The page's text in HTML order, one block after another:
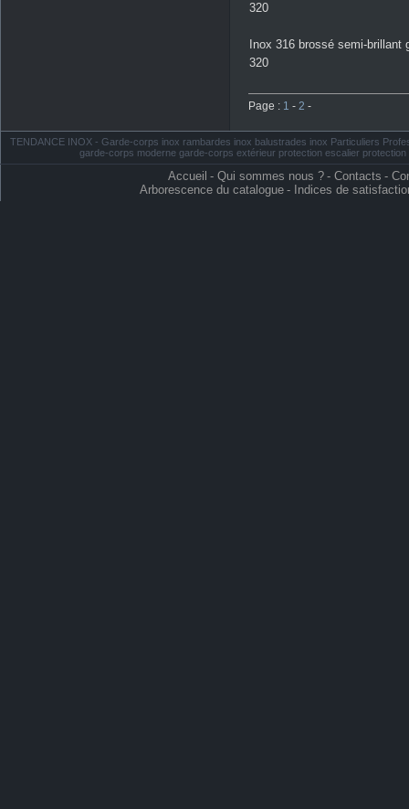
320
Inox 316 brossé semi-brillant
320
Page : 1 - 2 -
TENDANCE INOX - Garde-corps inox rambardes inox balustrades inox Particuliers
garde-corps moderne garde-corps extérieur protection escalier
Accueil - Qui sommes nous ? - Contacts -
Arborescence du catalogue - Indices de